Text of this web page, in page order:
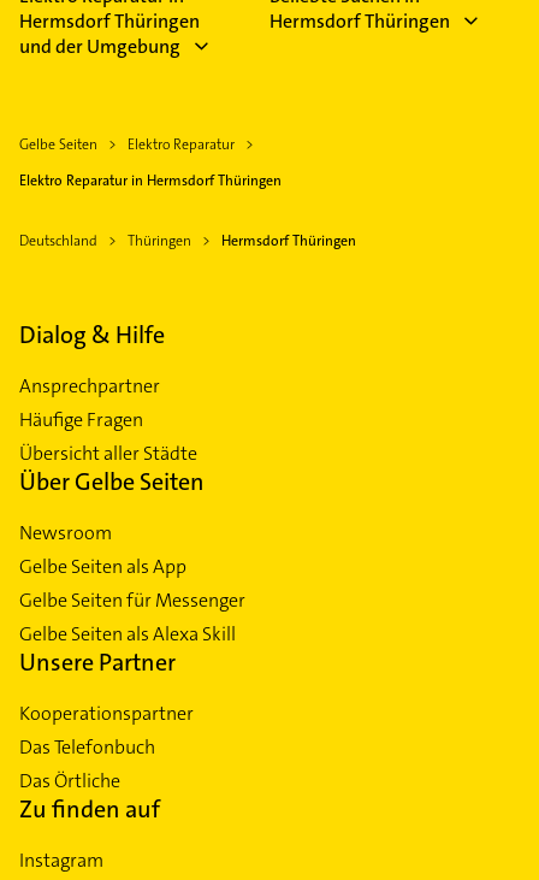
Hermsdorf Thüringen
und der Umgebung
Hermsdorf Thüringen
Gelbe Seiten
Elektro Reparatur
Elektro Reparatur in Hermsdorf Thüringen
Deutschland Thüringen Hermsdorf Thüringen
Dialog & Hilfe
Ansprechpartner
Häufige Fragen
Übersicht aller Städte
Über Gelbe Seiten
Newsroom
Gelbe Seiten als App
Gelbe Seiten für Messenger
Gelbe Seiten als Alexa Skill
Unsere Partner
Kooperationspartner
Das Telefonbuch
Das Örtliche
Zu finden auf
Instagram